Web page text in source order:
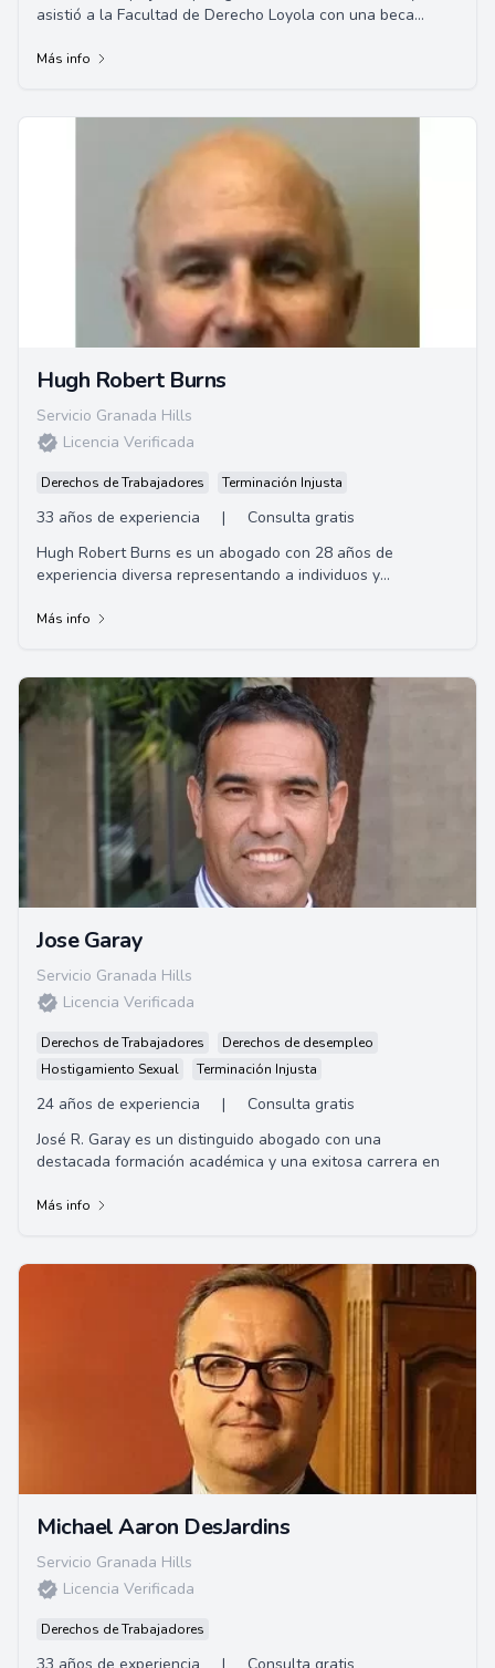
asistió a la Facultad de Derecho Loyola con una beca
Más info
Hugh Robert Burns
Servicio Granada Hills
Licencia Verificada
Derechos de Trabajadores Terminación Injusta
33 años de experiencia |
Consulta gratis
Hugh Robert Burns es un abogado con 28 años de
experiencia diversa representando a individuos y
amplia experiencia en América Latina, posee habilidades
Más info
Jose Garay
Servicio Granada Hills
Licencia Verificada
Derechos de Trabajadores
Derechos de desempleo
Hostigamiento Sexual
Terminación Injusta
24 años de experiencia |
Consulta gratis
José R. Garay es un distinguido abogado con una
destacada formación académica y una exitosa carrera en
Más info
Michael Aaron DesJardins
Servicio Granada Hills
Licencia Verificada
Derechos de Trabajadores